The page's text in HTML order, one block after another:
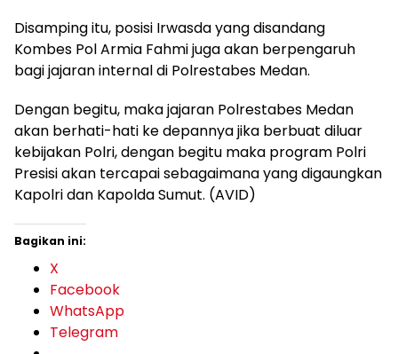
Disamping itu, posisi Irwasda yang disandang
Kombes Pol Armia Fahmi juga akan berpengaruh
bagi jajaran internal di Polrestabes Medan.
Dengan begitu, maka jajaran Polrestabes Medan
akan berhati-hati ke depannya jika berbuat diluar
kebijakan Polri, dengan begitu maka program Polri
Presisi akan tercapai sebagaimana yang digaungkan
Kapolri dan Kapolda Sumut. (AVID)
Bagikan ini:
X
Facebook
WhatsApp
Telegram